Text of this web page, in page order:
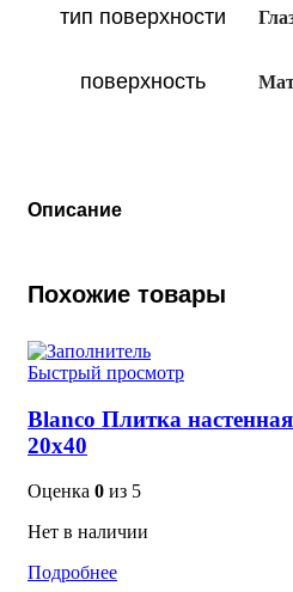
тип поверхности
поверхность
Описание
Похожие товары
Быстрый просмотр
Blanco Плитка
20х40
Оценка 0 из 5
Нет в наличии
Подробнее